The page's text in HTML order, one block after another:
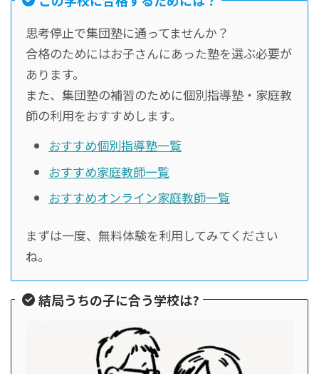
思考停止で集団塾に通ってませんか？
合格のためにはお子さんにあった塾を選ぶ必要が
あります。
また、集団塾の補習のために個別指導塾・家庭教
師の利用をおすすめします。
おすすめ個別指導塾一覧
おすすめ家庭教師一覧
おすすめオンライン家庭教師一覧
まずは一度、無料体験を利用してみてください
ね。
結局うちの子に合う学校は?